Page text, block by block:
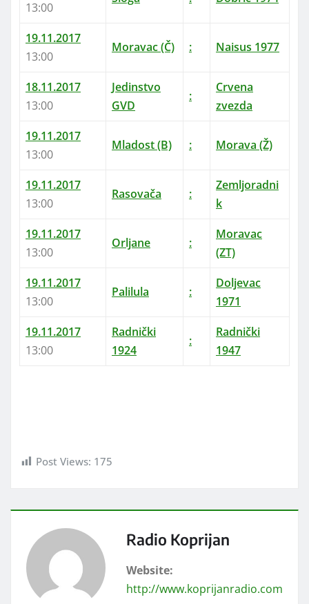
13:00
19.11.2017
13:00
Moravac (Č) : Naisus 1977
18.11.2017
13:00
Jedinstvo
GVD
:
Crvena
zvezda
19.11.2017
13:00
Mladost (B) : Morava (Ž)
19.11.2017
13:00
Rasovača :
Zemljoradni
k
19.11.2017
13:00
Orljane :
Moravac
(ZT)
19.11.2017
13:00
Palilula :
Doljevac
1971
19.11.2017
13:00
Radnički
1924
:
Radnički
1947
Post Views: 175
Radio Koprijan
Website:
http://www.koprijanradio.com